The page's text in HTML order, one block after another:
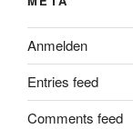
Anmelden
Entries feed
Comments feed